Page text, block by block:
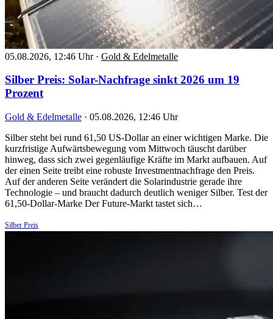
05.08.2026, 12:46 Uhr · Gold & Edelmetalle
Silber Preis: Solar-Nachfrage sinkt 2026 um 19
Prozent
Gold & Edelmetalle · 05.08.2026, 12:46 Uhr
Silber steht bei rund 61,50 US-Dollar an einer wichtigen Marke. Die
kurzfristige Aufwärtsbewegung vom Mittwoch täuscht darüber
hinweg, dass sich zwei gegenläufige Kräfte im Markt aufbauen. Auf
der einen Seite treibt eine robuste Investmentnachfrage den Preis.
Auf der anderen Seite verändert die Solarindustrie gerade ihre
Technologie – und braucht dadurch deutlich weniger Silber. Test der
61,50-Dollar-Marke Der Future-Markt tastet sich…
Silber Preis